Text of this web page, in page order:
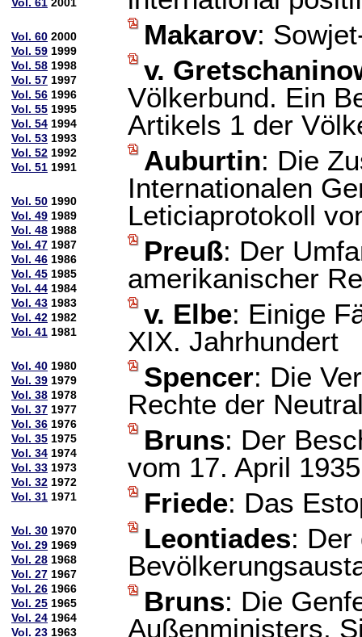
Vol. 60 2000
Vol. 59 1999
Vol. 58 1998
Vol. 57 1997
Vol. 56 1996
Vol. 55 1995
Vol. 54 1994
Vol. 53 1993
Vol. 52 1992
Vol. 51 1991
Vol. 50 1990
Vol. 49 1989
Vol. 48 1988
Vol. 47 1987
Vol. 46 1986
Vol. 45 1985
Vol. 44 1984
Vol. 43 1983
Vol. 42 1982
Vol. 41 1981
Vol. 40 1980
Vol. 39 1979
Vol. 38 1978
Vol. 37 1977
Vol. 36 1976
Vol. 35 1975
Vol. 34 1974
Vol. 33 1973
Vol. 32 1972
Vol. 31 1971
Vol. 30 1970
Vol. 29 1969
Vol. 28 1968
Vol. 27 1967
Vol. 26 1966
Vol. 25 1965
Vol. 24 1964
Vol. 23 1963
Makarov:
v.
Völkerbund. Ein
Artikels 1 der
Auburtin: Die
Internationalen
Leticiaprotokoll
Preuß: Der
amerikanischer
v. Elbe: Einige
XIX. Jahrhundert
Spencer: Die
Rechte der
Bruns: Der
vom 17. April 1935
Friede: Das
Leontiades: Der
Bruns: Die
Außenministers,